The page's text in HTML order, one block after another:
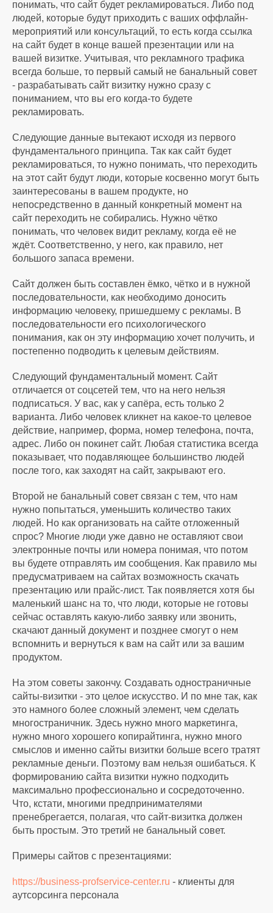
понимать, что сайт будет рекламироваться. Либо под
людей, которые будут приходить с ваших оффлайн-
мероприятий или консультаций, то есть когда ссылка
на сайт будет в конце вашей презентации или на
вашей визитке. Учитывая, что рекламного трафика
всегда больше, то первый самый не банальный совет
- разрабатывать сайт визитку нужно сразу с
пониманием, что вы его когда-то будете
рекламировать.
Следующие данные вытекают исходя из первого
фундаментального принципа. Так как сайт будет
рекламироваться, то нужно понимать, что переходить
на этот сайт будут люди, которые косвенно могут быть
заинтересованы в вашем продукте, но
непосредственно в данный конкретный момент на
сайт переходить не собирались. Нужно чётко
понимать, что человек видит рекламу, когда её не
ждёт. Соответственно, у него, как правило, нет
большого запаса времени.
Сайт должен быть составлен ёмко, чётко и в нужной
последовательности, как необходимо доносить
информацию человеку, пришедшему с рекламы. В
последовательности его психологического
понимания, как он эту информацию хочет получить, и
постепенно подводить к целевым действиям.
Следующий фундаментальный момент. Сайт
отличается от соцсетей тем, что на него нельзя
подписаться. У вас, как у сапёра, есть только 2
варианта. Либо человек кликнет на какое-то целевое
действие, например, форма, номер телефона, почта,
адрес. Либо он покинет сайт. Любая статистика всегда
показывает, что подавляющее большинство людей
после того, как заходят на сайт, закрывают его.
Второй не банальный совет связан с тем, что нам
нужно попытаться, уменьшить количество таких
людей. Но как организовать на сайте отложенный
спрос? Многие люди уже давно не оставляют свои
электронные почты или номера понимая, что потом
вы будете отправлять им сообщения. Как правило мы
предусматриваем на сайтах возможность скачать
презентацию или прайс-лист. Так появляется хотя бы
маленький шанс на то, что люди, которые не готовы
сейчас оставлять какую-либо заявку или звонить,
скачают данный документ и позднее смогут о нем
вспомнить и вернуться к вам на сайт или за вашим
продуктом.
На этом советы закончу. Создавать одностраничные
сайты-визитки - это целое искусство. И по мне так, как
это намного более сложный элемент, чем сделать
многостраничник. Здесь нужно много маркетинга,
нужно много хорошего копирайтинга, нужно много
смыслов и именно сайты визитки больше всего тратят
рекламные деньги. Поэтому вам нельзя ошибаться. К
формированию сайта визитки нужно подходить
максимально профессионально и сосредоточенно.
Что, кстати, многими предпринимателями
пренебрегается, полагая, что сайт-визитка должен
быть простым. Это третий не банальный совет.
Примеры сайтов с презентациями:
https://business-profservice-center.ru - клиенты для
аутсорсинга персонала